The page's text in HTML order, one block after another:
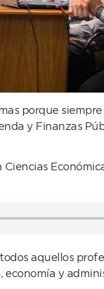
porque siempre
y Finanzas
aquellos
economía y